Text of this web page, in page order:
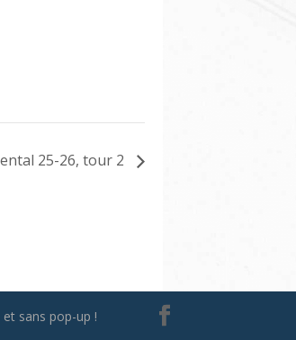
25-26, tour 2
sans pop-up !